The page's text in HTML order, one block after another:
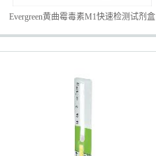
Evergreen黄曲霉毒素M1快速检测试剂盒